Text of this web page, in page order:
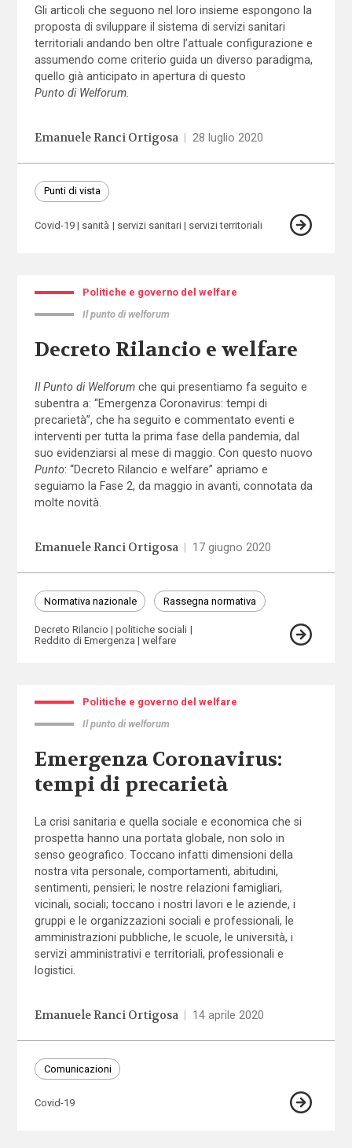
Gli articoli che seguono nel loro insieme espongono la
proposta di sviluppare il sistema di servizi sanitari
territoriali andando ben oltre l’attuale configurazione e
assumendo come criterio guida un diverso paradigma,
quello già anticipato in apertura di questo
Punto di Welforum.
Emanuele Ranci Ortigosa 28 luglio 2020
Punti di vista
Covid-19 sanità servizi sanitari servizi territoriali
Politiche e governo del welfare
Il punto di welforum
Decreto Rilancio e welfare
Il Punto di Welforumche qui presentiamo fa seguito e
subentra a: “Emergenza Coronavirus: tempi di
precarietà”, che ha seguito e commentato eventi e
interventi per tutta la prima fase della pandemia, dal
suo evidenziarsi al mese di maggio. Con questo nuovo
Punto: “Decreto Rilancio e welfare” apriamo e
seguiamo la Fase 2, da maggio in avanti, connotata da
molte novità.
Emanuele Ranci Ortigosa 17 giugno 2020
Normativa nazionale Rassegna normativa
Decreto Rilancio
politiche sociali
Reddito di Emergenza
welfare
Politiche e governo del welfare
Il punto di welforum
Emergenza Coronavirus:
tempi di precarietà
La crisi sanitaria e quella sociale e economica che si
prospetta hanno una portata globale, non solo in
senso geografico. Toccano infatti dimensioni della
nostra vita personale, comportamenti, abitudini,
sentimenti, pensieri; le nostre relazioni famigliari,
vicinali, sociali; toccano i nostri lavori e le aziende, i
gruppi e le organizzazioni sociali e professionali, le
amministrazioni pubbliche, le scuole, le università, i
servizi amministrativi e territoriali, professionali e
logistici.
Emanuele Ranci Ortigosa 14 aprile 2020
Comunicazioni
Covid-19